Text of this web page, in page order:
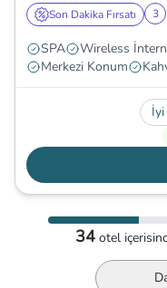
Son Dakika Fırsatı 3
SPA Wireless
Merkezi Konum
İyi
34 otel